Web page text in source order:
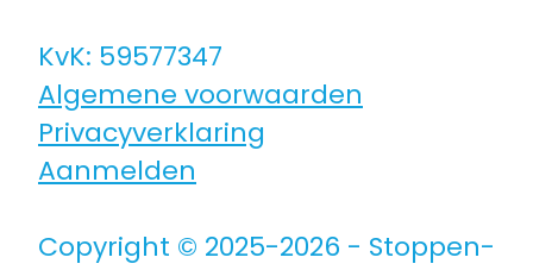
Voor coaches
Voor coaches in opleiding
KvK: 59577347
Algemene voorwaarden
Privacyverklaring
Aanmelden
Copyright © 2025-2026 - Stoppen-